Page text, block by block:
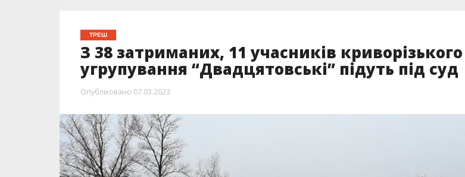
ТРЕШ
З 38 затриманих, 11 учасників криворізького
угрупування “Двадцятовські” підуть під суд
Опубліковано 07.03.2023